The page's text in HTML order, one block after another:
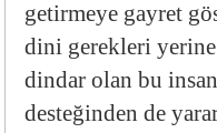
getirmeye gayret
dini gerekleri
dindar olan bu
desteğinden de